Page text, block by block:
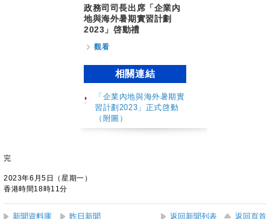
政務司司長出席「企業內
地與海外暑期實習計劃
2023」啓動禮
觀看
相關連結
「企業內地與海外暑期實
習計劃2023」正式啓動
（附圖）
完
2023年6月5日（星期一）
香港時間18時11分
新聞資料庫 昨日新聞 返回新聞列表 返回頁首